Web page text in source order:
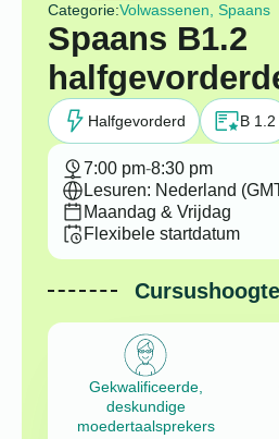
Categorie:Volwassenen, Spaans
Spaans B1.2
Halfgevorderd B 1.2
7:00 pm-8:30 pm
Lesuren: Nederland
Maandag & Vrijdag
Flexibele startdatum
Gekwalificeerde,
deskundige
moedertaalsprekers